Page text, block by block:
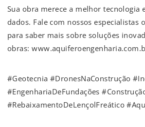
Sua obra merece a melhor tecnologia
dados. Fale com nossos especialistas
para saber mais sobre soluções
obras:
#Geotecnia #DronesNaConstrução
#EngenhariaDeFundações
#RebaixamentoDeLençolFreático